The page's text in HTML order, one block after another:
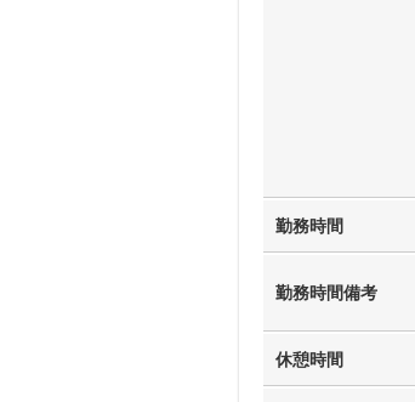
勤務時間
勤務時間備考
休憩時間